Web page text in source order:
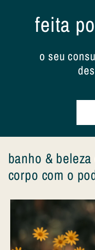
feita
o seu
banho &
corpo com o